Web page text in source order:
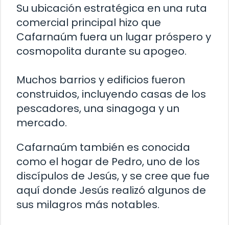
Su ubicación estratégica en una ruta
comercial principal hizo que
Cafarnaúm fuera un lugar próspero y
cosmopolita durante su apogeo.
Muchos barrios y edificios fueron
construidos, incluyendo casas de los
pescadores, una sinagoga y un
mercado.
Cafarnaúm también es conocida
como el hogar de Pedro, uno de los
discípulos de Jesús, y se cree que fue
aquí donde Jesús realizó algunos de
sus milagros más notables.